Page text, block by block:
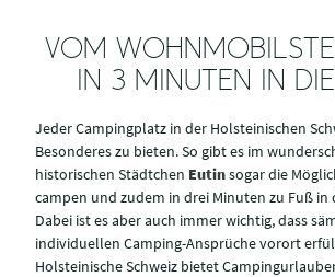
VOM
IN 3 MINUTEN IN
Jeder Campingplatz in der Holsteinischen
Besonderes zu bieten. So gibt es im
historischen Städtchen Eutinsogar die
campen und zudem in drei Minuten zu Fuß in
Dabei ist es aber auch immer wichtig, dass
individuellen Camping-Ansprüche vorort
Holsteinische Schweiz bietet